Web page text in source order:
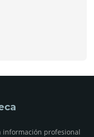
información profesional